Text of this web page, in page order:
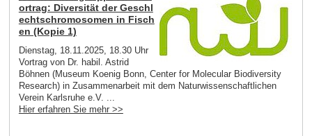
ortrag: Diversität der Geschl
echtschromosomen in Fisch
en (Kopie 1)
Dienstag, 18.11.2025, 18.30 Uhr
Vortrag von Dr. habil. Astrid
Böhnen (Museum Koenig Bonn, Center for Molecular Biodiversity
Research) in Zusammenarbeit mit dem Naturwissenschaftlichen
Verein Karlsruhe e.V. ...
Hier erfahren Sie mehr >>